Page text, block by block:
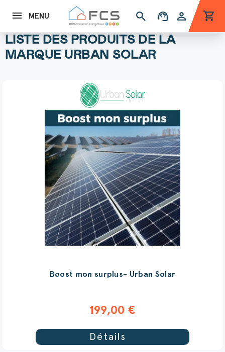
MENU search support_agent person shopping_cart
LISTE DES PRODUITS DE LA
MARQUE URBAN SOLAR
Boost mon surplus- Urban Solar
199,00 €
Détails